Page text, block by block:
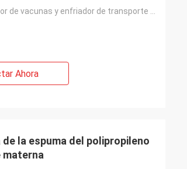
Ahora
la espuma del polipropileno
materna